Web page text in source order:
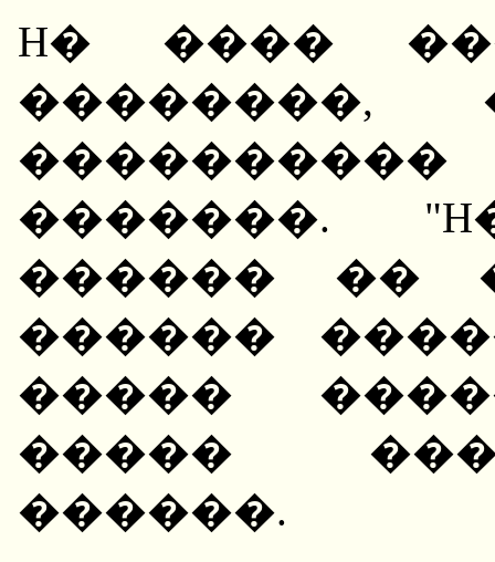
H� ����
��������,
�������.
������ ��
������
�����
�����
������.